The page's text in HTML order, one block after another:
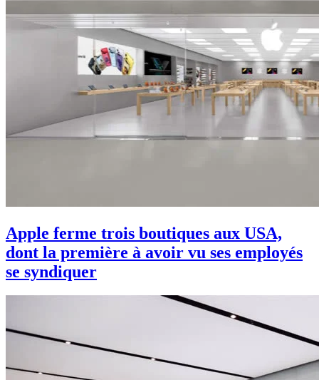
Apple ferme trois boutiques aux USA,
dont la première à avoir vu ses employés
se syndiquer